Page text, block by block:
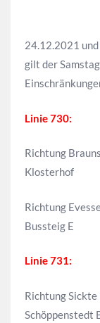
24.12.2021
gilt der
Linie 730:
Richtung
Klosterhof
Richtung
Bussteig E
Linie 731:
Richtung
Schöppenstedt